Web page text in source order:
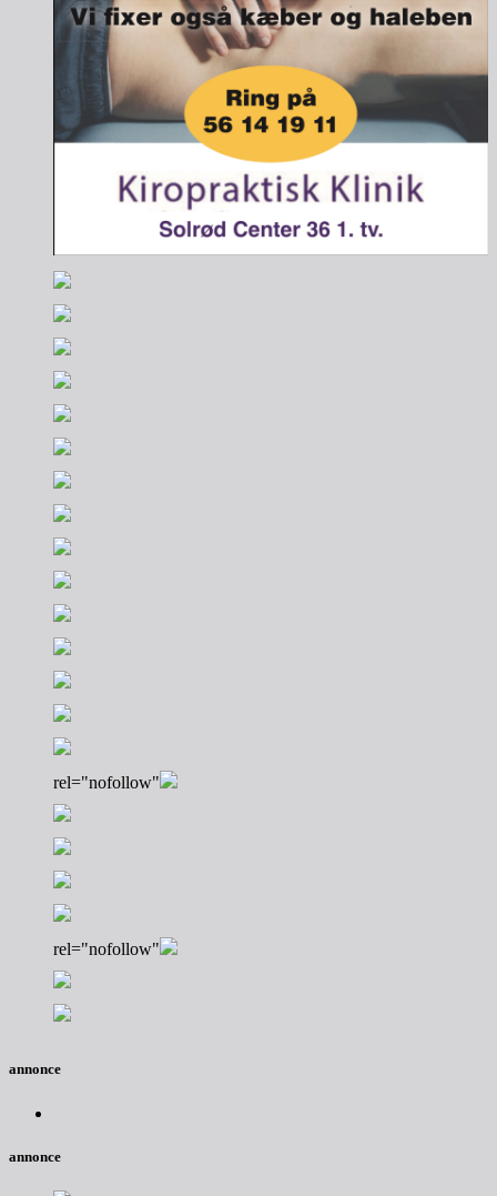
rel="nofollow"
rel="nofollow"
annonce
annonce